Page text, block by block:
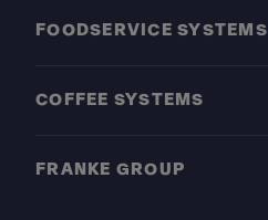
FOODSERVICE SYSTEMS
COFFEE SYSTEMS
FRANKE GROUP